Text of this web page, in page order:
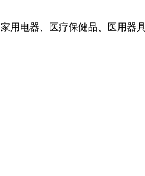
用电器、医疗保健品、医用